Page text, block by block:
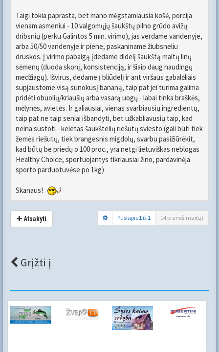
Taigi tokia paprasta, bet mano mėgstamiausia košė, porcija
vienam asmeniui - 10 valgomųjų šaukštų pilno grūdo avižų
dribsnių (perku Galintos 5 min. virimo), jas verdame vandenyje,
arba 50/50 vandenyje ir piene, paskaniname žiubsneliu
druskos. Į virimo pabaigą įdedame didelį šaukštą maltų linų
sėmenų (duoda skonį, konsistenciją, ir šiaip daug naudingų
medžiagų). Išvirus, dedame į bliūdelį ir ant viršaus gabalėliais
supjaustome visą sunokusį bananą, taip pat jei turima galima
pridėti obuolių/kriaušių arba vasarą uogų - labai tinka braškės,
mėlynės, avietės. Ir galiausiai, vienas svarbiausių ingredientų,
taip pat ne taip seniai išbandyti, bet užkabliavusių taip, kad
neina sustoti - keletas šaukštelių riešutų sviesto (gali būti tiek
žemės riešutų, tiek brangesnis migdolų, svarbu pasižiūrėkit,
kad būtų be priedų o 100 proc., yra netgi lietuviškas neblogas
Healthy Choice, sportuojantys tikriausiai žino, pardavinėja
sporto parduotuvėse po 1kg)
Skanaus!
Atsakyti Puslapis 1 iš 1 14 pranešimai(ų)
Grįžti į